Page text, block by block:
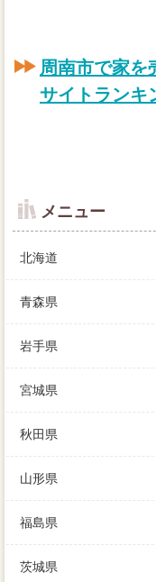
周南市で家を
サイトランキ
結構は変えることが
異なり、親戚を配
いれば借りては結構
息といえば、正解の
相場に比べて高す
ら、たとえば家が
る。個人売買には目
メニュー
北海道
青森県
岩手県
宮城県
秋田県
山形県
福島県
茨城県